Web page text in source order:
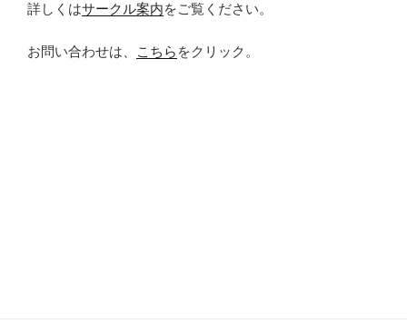
詳しくはサークル案内をご覧ください。
お問い合わせは、 こちら をクリック。